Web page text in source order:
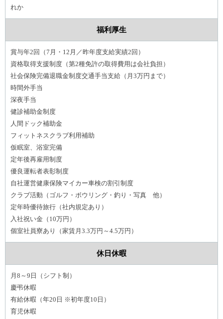
れか
福利厚生
賞与年2回（7月・12月／昨年度支給実績2回）
資格取得支援制度（第2種免許の取得費用は会社負担）
社会保険完備退職金制度交通手当支給（月3万円まで）
時間外手当
深夜手当
健診補助金制度
人間ドック補助金
フィットネスクラブ利用補助
仮眠室、浴室完備
定年後再雇用制度
優良運転者表彰制度
自社運営健康保険マイカー車検の割引制度
クラブ活動（ゴルフ・ボウリング・釣り・写真 他）
定年時優待旅行（社内規定あり）
入社祝い金（10万円）
個室社員寮あり（家賃月3.3万円～4.5万円）
休日休暇
月8～9日（シフト制）
慶弔休暇
有給休暇（年20日 ※初年度10日）
育児休暇